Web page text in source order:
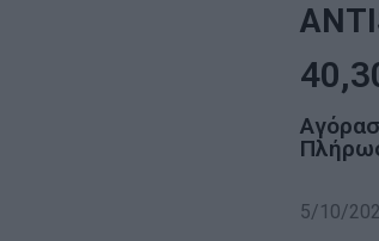
5/10/